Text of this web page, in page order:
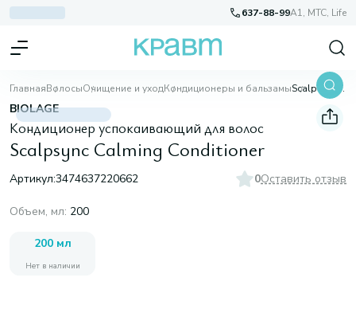
637-88-99A1, МТС, Life
ГлавнаяВолосыОчищение и уходКондиционеры и бальзамы Scalpsync Calming Conditioner
BIOLAGE
Кондиционер успокаивающий для волос
Scalpsync Calming Conditioner
Артикул:3474637220662 0Оставить отзыв
Объем, мл: 200
200 мл
Нет в наличии